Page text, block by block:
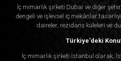
İç mimarlık şirketi Dubai ve diğer
dengeli ve işlevsel iç mekânlar
daireler, rezidans kuleleri ve
Türkiye'deki
İç mimarlık şirketi İstanbul olarak,